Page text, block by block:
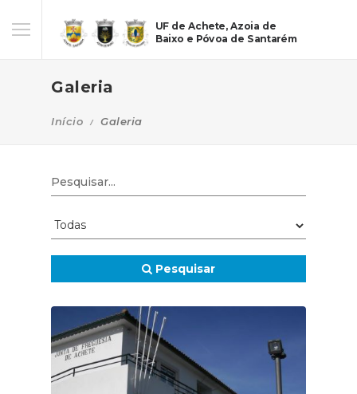
UF de Achete, Azoia de
Baixo e Póvoa de Santarém
Galeria
Início Galeria
Pesquisar